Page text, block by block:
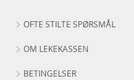
OFTE STILTE SPØRSMÅL
OM LEKEKASSEN
BETINGELSER